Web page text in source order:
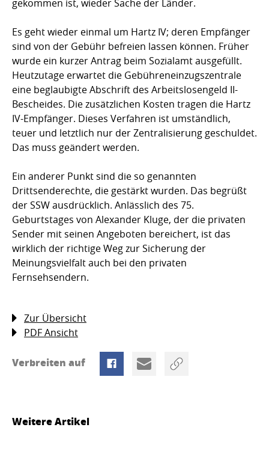
gekommen ist, wieder Sache der Länder.
Es geht wieder einmal um Hartz IV; deren Empfänger
sind von der Gebühr befreien lassen können. Früher
wurde ein kurzer Antrag beim Sozialamt ausgefüllt.
Heutzutage erwartet die Gebühreneinzugszentrale
eine beglaubigte Abschrift des Arbeitslosengeld II-
Bescheides. Die zusätzlichen Kosten tragen die Hartz
IV-Empfänger. Dieses Verfahren ist umständlich,
teuer und letztlich nur der Zentralisierung geschuldet.
Das muss geändert werden.
Ein anderer Punkt sind die so genannten
Drittsenderechte, die gestärkt wurden. Das begrüßt
der SSW ausdrücklich. Anlässlich des 75.
Geburtstages von Alexander Kluge, der die privaten
Sender mit seinen Angeboten bereichert, ist das
wirklich der richtige Weg zur Sicherung der
Meinungsvielfalt auch bei den privaten
Fernsehsendern.
Zur Übersicht
PDF Ansicht
Verbreiten auf
Weitere Artikel